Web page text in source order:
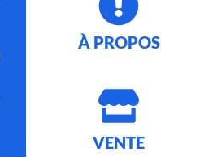
À PROPOS
VENTE